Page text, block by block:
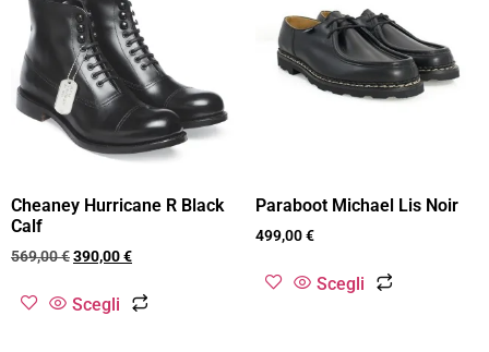
Cheaney Hurricane R Black
Calf
569,00€390,00€
Scegli
Paraboot Michael Lis Noir
499,00€
Scegli